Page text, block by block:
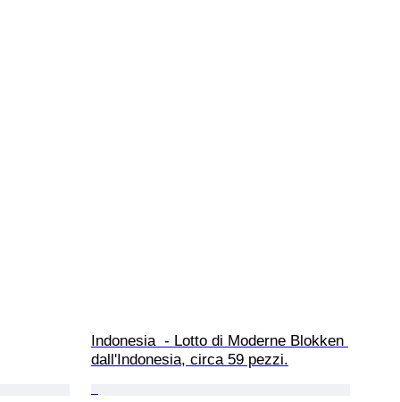
Indonesia  - Lotto di Moderne Blokken
dall'Indonesia, circa 59 pezzi.